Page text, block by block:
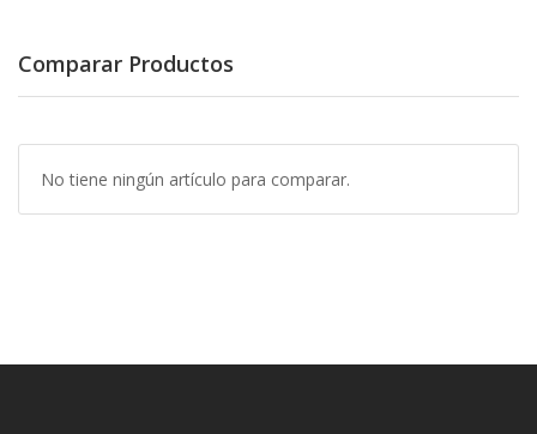
Comparar Productos
No tiene ningún artículo para comparar.